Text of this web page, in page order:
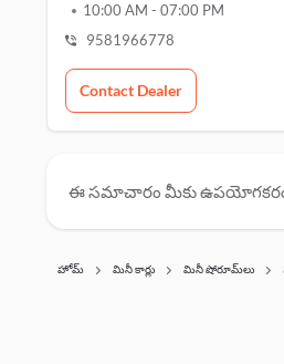
10:00 AM - 07:00 PM
9581966778
Contact Dealer
ఈ సమాచారం మీకు
హోమ్ మినీ కార్లు మినీ షోరూమ్‌లు